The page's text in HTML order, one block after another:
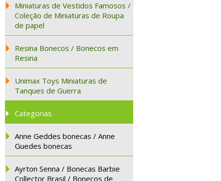
Miniaturas de Vestidos Famosos /
Coleção de Miniaturas de Roupa
de papel
Resina Bonecos / Bonecos em
Resina
Unimax Toys Miniaturas de
Tanques de Guerra
Categorias
Anne Geddes bonecas / Anne
Guedes bonecas
Ayrton Senna / Bonecas Barbie
Collector Brasil / Bonecos de